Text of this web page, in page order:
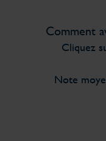
Comment
Cliquez
Note